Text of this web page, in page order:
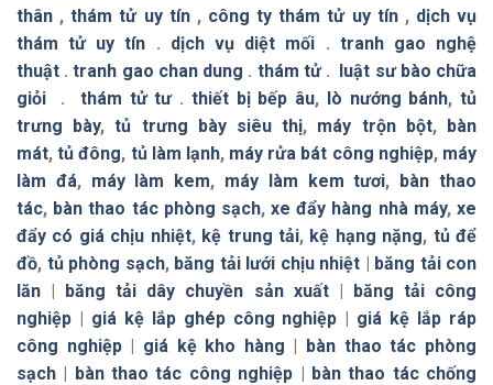
thân ,thám tử uy tín, công ty thám tử uy tín, dịch vụ
thám tử uy tín . dịch vụ diệt mối . tranh gao nghệ
thuật .tranh gao chan dung . thám tử. luật sư bào chữa
giỏi . thám tử tư. thiết bị bếp âu, lò nướng bánh,tủ
trưng bày,tủ trưng bày siêu thị, máy trộn bột, bàn
mát,tủ đông, tủ làm lạnh, máy rửa bát công nghiệp, máy
làm đá, máy làm kem, máy làm kem tươi, bàn thao
tác, bàn thao tác phòng sạch,xe đẩy hàng nhà máy,xe
đẩy có giá chịu nhiệt, kệ trung tải, kệ hạng nặng, tủ để
đồ, tủ phòng sạch, băng tải lưới chịu nhiệt | băng tải con
lăn | băng tải dây chuyền sản xuất| băng tải công
nghiệp | giá kệ lắp ghép công nghiệp | giá kệ lắp ráp
công nghiệp| giá kệ kho hàng | bàn thao tác phòng
sạch | bàn thao tác công nghiệp | bàn thao tác chống